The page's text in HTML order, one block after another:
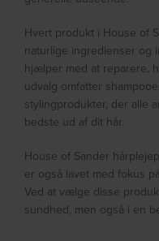
Hvert produkt i House of
naturlige ingredienser og
hjælper med at reparere,
udvalg omfatter
stylingprodukter, der alle
bedste ud af dit hår.
House of Sander
er også lavet med fokus
Ved at vælge disse
sundhed, men også i en